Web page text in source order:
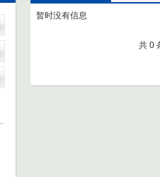
暂时没有信息
共 0